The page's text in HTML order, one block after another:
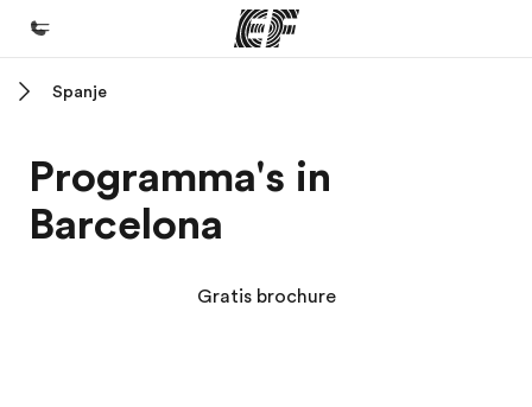
Programma's
Bekijk alles dat we doen
Spanje
Programma's in
Barcelona
Gratis brochure